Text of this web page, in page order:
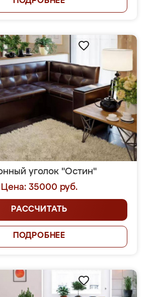
уголок "Остин"
Цена: 35000 руб.
РАССЧИТАТЬ
ПОДРОБНЕЕ